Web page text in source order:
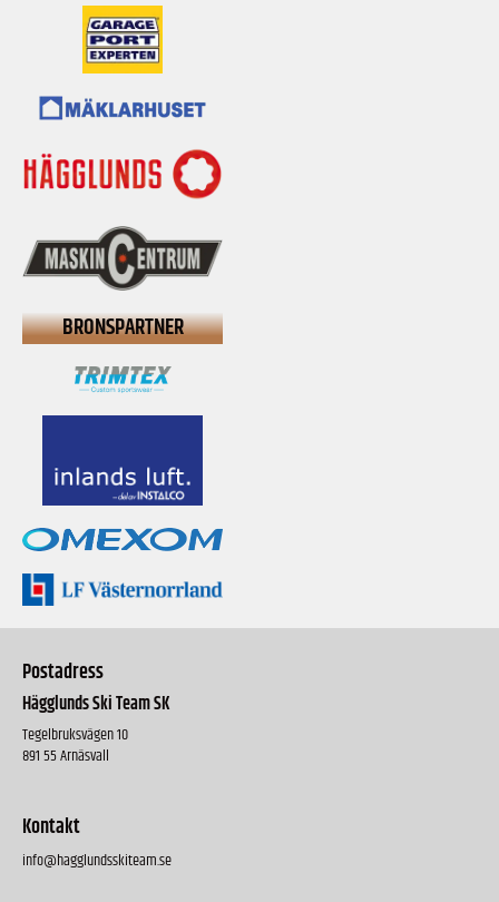
BRONSPARTNER
Postadress
Hägglunds Ski Team SK
Tegelbruksvägen 10
891 55 Arnäsvall
Kontakt
info@hagglundsskiteam.se